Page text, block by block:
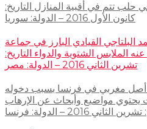
حلب تتم في أقبية المنازل التاريخ:
كانون الأول 2016 – الدولة: سوريا
البلتاجي القيادي البارز في جماعة
الملابس الشتوية والدواء التاريخ:
تشرين الثاني 2016 – الدولة: مصر
أصل مغربي في فرنسا بسبب دخوله
يحتوي مواضيع وأبحاث عن الإرهاب
الثاني 2016 – الدولة: فرنسا